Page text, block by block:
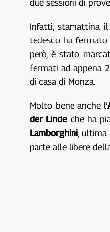
due sessioni di
Infatti, stamattina
tedesco ha fermato
però, è stato
fermati ad appena
di casa di Monza.
Molto bene anche l’
der Linde che ha
Lamborghini ,
parte alle libere